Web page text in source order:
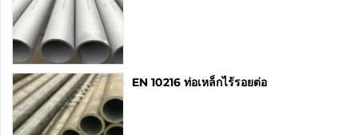
EN 10216 ท่อเหล็กไร้รอยต่อ